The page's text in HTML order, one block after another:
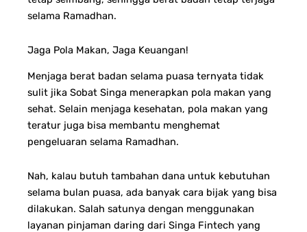
selama Ramadhan.
Jaga Pola Makan, Jaga Keuangan!
Menjaga berat badan selama puasa ternyata tidak
sulit jika Sobat Singa menerapkan pola makan yang
sehat. Selain menjaga kesehatan, pola makan yang
teratur juga bisa membantu menghemat
pengeluaran selama Ramadhan.
Nah, kalau butuh tambahan dana untuk kebutuhan
selama bulan puasa, ada banyak cara bijak yang bisa
dilakukan. Salah satunya dengan menggunakan
layanan pinjaman daring dari Singa Fintech yang